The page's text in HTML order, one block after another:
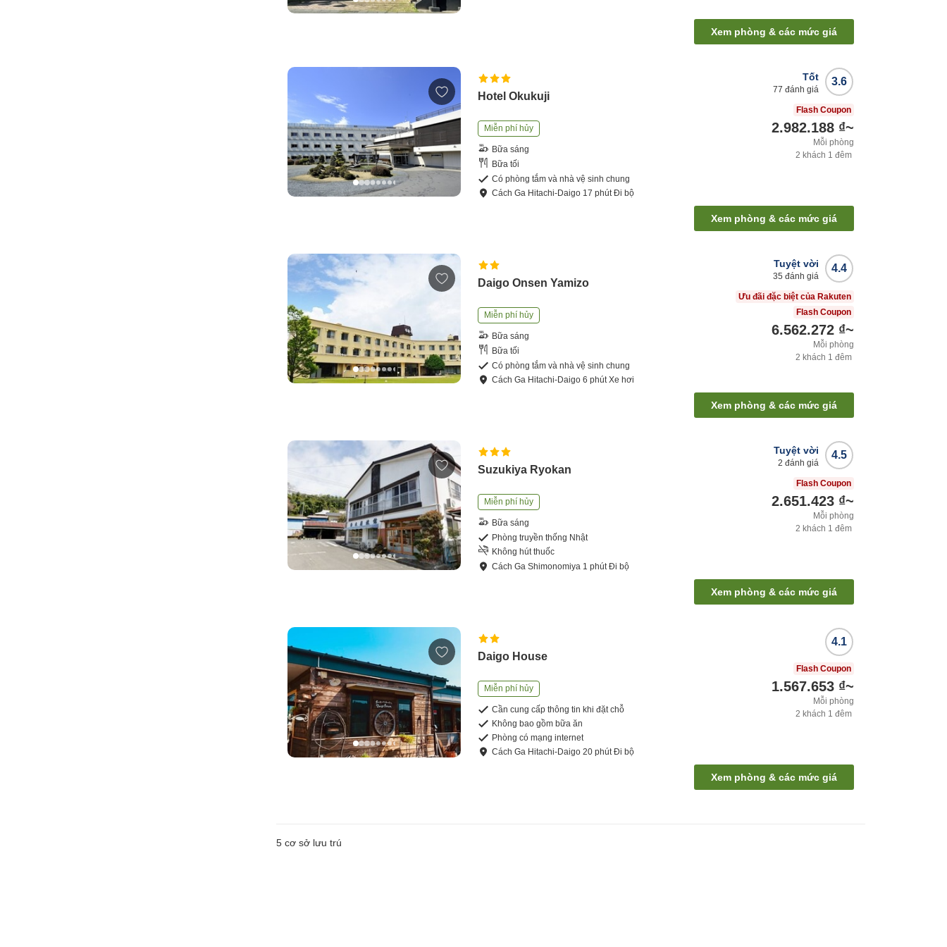
Xem phòng & các mức giá
Hotel Okukuji
Miễn phí hủy
Bữa sáng
Bữa tối
Có phòng tắm và nhà vệ sinh chung
CáchGa Hitachi-Daigo 17 phútĐi bộ
3.6
Tốt
77 đánh giá
Flash Coupon
2.982.188 ₫~
Mỗi phòng
2 khách 1 đêm
Xem phòng & các mức giá
Daigo Onsen Yamizo
Miễn phí hủy
Bữa sáng
Bữa tối
Có phòng tắm và nhà vệ sinh chung
CáchGa Hitachi-Daigo6 phútXe hơi
4.4
Tuyệt vời
35 đánh giá
Ưu đãi đặc biệt của Rakuten
Flash Coupon
6.562.272 ₫~
Mỗi phòng
2 khách 1 đêm
Xem phòng & các mức giá
Suzukiya Ryokan
Miễn phí hủy
Bữa sáng
Phòng truyền thống Nhật
Không hút thuốc
CáchGa Shimonomiya 1 phútĐi bộ
4.5
Tuyệt vời
2 đánh giá
Flash Coupon
2.651.423 ₫~
Mỗi phòng
2 khách 1 đêm
Xem phòng & các mức giá
Daigo House
Miễn phí hủy
Cần cung cấp thông tin khi đặt chỗ
Không bao gồm bữa ăn
Phòng có mạng internet
CáchGa Hitachi-Daigo20 phútĐi bộ
4.1
Flash Coupon
1.567.653 ₫~
Mỗi phòng
2 khách 1 đêm
Xem phòng & các mức giá
5 cơ sở lưu trú